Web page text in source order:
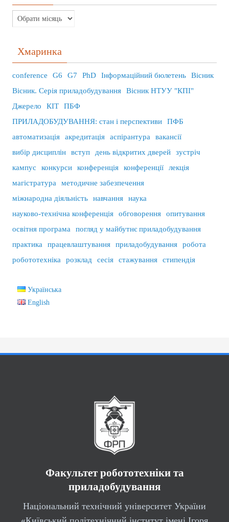
Хмаринка
conference G6 G7 PhD Інформаційний бюлетень
Вісник
Вісник. Серія приладобудування
Вісник НТУУ "КПІ"
Джерело
КІТ
ПБФ
ПРИЛАДОБУДУВАННЯ: стан і перспективи
ПФБ
автоматизація
акредитація аспірантура
вакансії
вибір дисциплін
вступ день відкритих дверей
зустріч
кампус
конкурси конференція конференції
лекція
магістратура
методичне забезпечення
міжнародна діяльність
навчання
наука
науково-технічна конференція
обговорення
опитування
освітня програма
погляд у майбутнє приладобудування
практика
працевлаштування приладобудування
робота
робототехніка
розклад сесія стажування стипендія
Українська
English
Факультет робототехніки та
приладобудування
Національний технічний університет України